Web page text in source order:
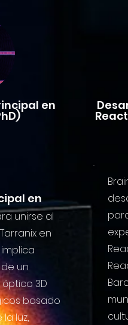
en
en
unirse al
en
un
3D
basado
luz,